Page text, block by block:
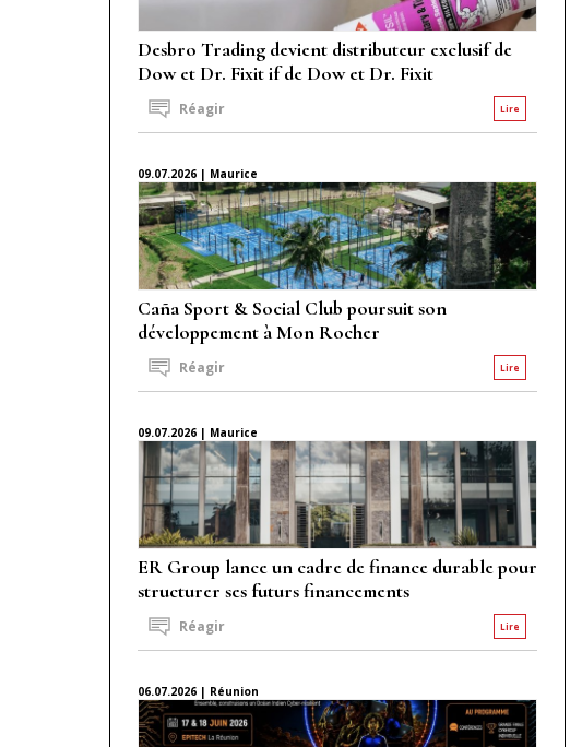
Desbro Trading devient distributeur exclusif de
Dow et Dr. Fixit if de Dow et Dr. Fixit
Lire
Réagir
09.07.2026 | Maurice
Caña Sport & Social Club poursuit son
développement à Mon Rocher
Lire
Réagir
09.07.2026 | Maurice
ER Group lance un cadre de finance durable pour
structurer ses futurs financements
Lire
Réagir
06.07.2026 | Réunion